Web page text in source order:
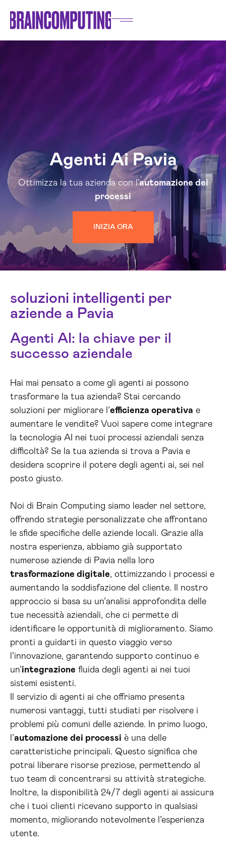
Agenti Ai Pavia
Ottimizza la tua azienda con l'automazione dei
processi
INIZIA ORA
soluzioni intelligenti per
aziende a Pavia
Agenti AI: la chiave per il
successo aziendale
Hai mai pensato a come gli agenti ai possono
trasformare la tua azienda? Stai cercando
soluzioni per migliorare l’efficienza operativa e
aumentare le vendite? Vuoi sapere come integrare
la tecnologia AI nei tuoi processi aziendali senza
difficoltà? Se la tua azienda si trova a Pavia e
desidera scoprire il potere degli agenti ai, sei nel
posto giusto.
Noi di Brain Computing siamo leader nel settore,
offrendo strategie personalizzate che affrontano
le sfide specifiche delle aziende locali. Grazie alla
nostra esperienza, abbiamo già supportato
numerose aziende di Pavia nella loro
trasformazione digitale, ottimizzando i processi e
aumentando la soddisfazione del cliente. Il nostro
approccio si basa su un’analisi approfondita delle
tue necessità aziendali, che ci permette di
identificare le opportunità di miglioramento. Siamo
pronti a guidarti in questo viaggio verso
l’innovazione, garantendo supporto continuo e
un’integrazione fluida degli agenti ai nei tuoi
sistemi esistenti.
Il servizio di agenti ai che offriamo presenta
numerosi vantaggi, tutti studiati per risolvere i
problemi più comuni delle aziende. In primo luogo,
l’automazione dei processi è una delle
caratteristiche principali. Questo significa che
potrai liberare risorse preziose, permettendo al
tuo team di concentrarsi su attività strategiche.
Inoltre, la disponibilità 24/7 degli agenti ai assicura
che i tuoi clienti ricevano supporto in qualsiasi
momento, migliorando notevolmente l’esperienza
utente.